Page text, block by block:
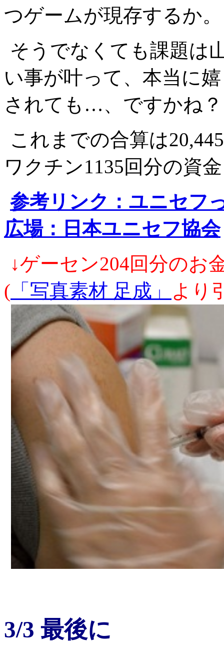
つゲームが現存するか。
そうでなくても課題は
い事が叶って、本当に
されても…、ですかね？
これまでの合算は
ワクチン1135回分の資
参考リンク：ユニセフ
広場：日本ユニセフ協会
↓ゲーセン204回分のお
( 「写真素材 足成」 より
3/3 最後に